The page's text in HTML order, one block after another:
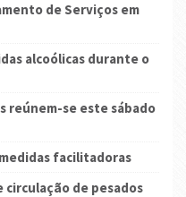
de Serviços em
alcoólicas durante o
reúnem-se este sábado
facilitadoras
circulação de pesados